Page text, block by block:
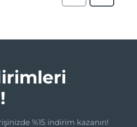
%15 indirim kazanın!